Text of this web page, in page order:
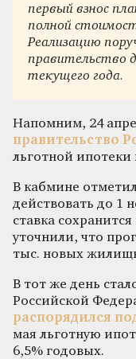
первый взнос
полной
Реализацию
правительство
текущего года.
Напомним, 24
правительство
льготной ипотеки
В кабмине
действовать до 1
ставка
уточнили, что
тыс. новых
В тот же день
Российской
распорядился
мая льготную
6,5% годовых.